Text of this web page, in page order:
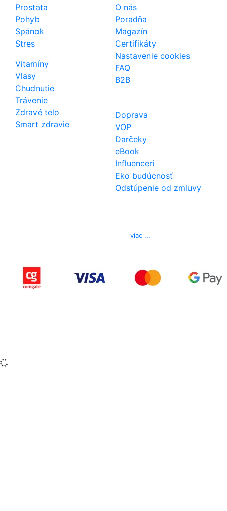
Prostata
Pohyb
Spánok
Stres
Vitamíny
Vlasy
Chudnutie
Trávenie
Zdravé telo
Smart zdravie
O nás
Poradňa
Magazín
Certifikáty
Nastavenie cookies
FAQ
B2B
Doprava
VOP
Darčeky
eBook
Influenceri
Eko budúcnosť
Odstúpenie od zmluvy
viac ...